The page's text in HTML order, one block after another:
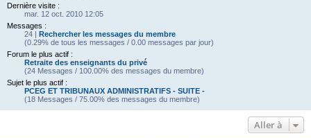
Dernière visite :
mar. 12 oct. 2010 12:05
Messages :
24 | Rechercher les messages du membre
(0.29% de tous les messages / 0.00 messages par jour)
Forum le plus actif :
Retraite des enseignants du privé
(24 Messages / 100.00% des messages du membre)
Sujet le plus actif :
PCEG ET TRIBUNAUX ADMINISTRATIFS - SUITE -
(18 Messages / 75.00% des messages du membre)
Aller à